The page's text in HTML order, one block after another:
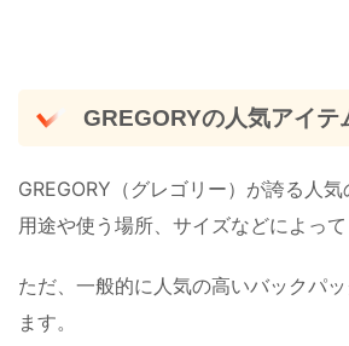
GREGORYの人気アイテ
GREGORY（グレゴリー）が誇る人
用途や使う場所、サイズなどによって
ただ、一般的に人気の高いバックパ
ます。